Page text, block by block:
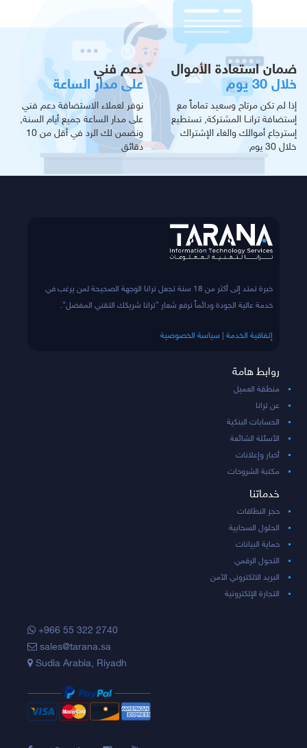
دعم فني
على مدار الساعة
نوفر لعملاء الاستضافة دعم فني
على مدار الساعة جميع أيام السنة,
ونضمن لك الرد في أقل من 10
دقائق
ضمان استعادة الأموال
خلال 30 يوم
إذا لم تكن مرتاح وسعيد تماماً مع
إستضافة ترانــا المشتركة, تستطيع
إسترجاع أموالك والغاء الإشتراك
خلال 30 يوم
خبرة تمتد إلى أكثر من 18 سنة تجعل ترانا الوجهة الصحيحة لمن يرغب في
خدمة عالية الجودة ودائماً نرفع شعار "ترانا شريكك التقني المفضل".
إتفاقية الخدمة سياسة الخصوصية
روابط هامة
منطقة العميل
عن ترانا
الحسابات البنكية
الأسئلة الشائعة
أخبار وإعلانات
مكتبة الشروحات
خدماتنا
حجز النطاقات
الحلول السحابية
حماية البيانات
التحول الرقمي
البريد الالكتروني الآمن
التجارة الإلكترونية
+966 55 322 2740
sales@tarana.sa
Sudia Arabia, Riyadh